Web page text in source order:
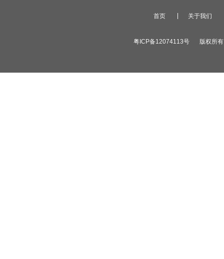
首页 关于我们
粤ICP备12074113号 版权所